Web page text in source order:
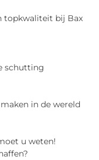
topkwaliteit bij Bax
schutting
in de wereld
u weten!